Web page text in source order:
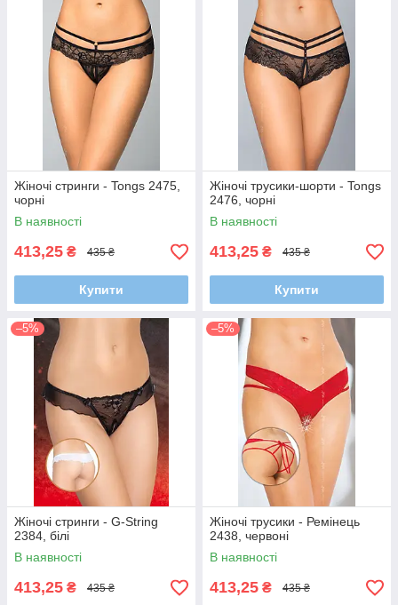
Жіночі стринги - Tongs 2475,
чорні
В наявності
413,25 ₴ 435 ₴
Купити
Жіночі трусики-шорти - Tongs
2476, чорні
В наявності
413,25 ₴ 435 ₴
Купити
–5%
Жіночі стринги - G-String
2384, білі
В наявності
413,25 ₴ 435 ₴
–5%
Жіночі трусики - Ремінець
2438, червоні
В наявності
413,25 ₴ 435 ₴